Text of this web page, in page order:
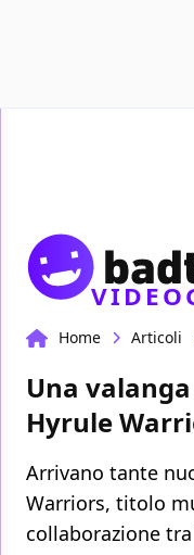
Home Articoli
Una
Hyrule
Arrivano tante
Warriors, titolo
collaborazione